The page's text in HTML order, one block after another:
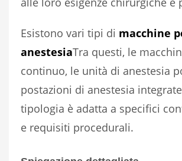
Esistono vari tipi di macchine
anestesiaTra questi, le
continuo, le unità di anestesia
postazioni di anestesia
tipologia è adatta a specifici
e requisiti procedurali.